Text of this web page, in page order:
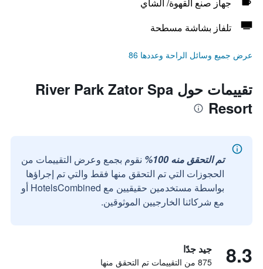
تلفاز بشاشة مسطحة
عرض جميع وسائل الراحة وعددها 86
تقييمات حول River Park Zator Spa
Resort
تم التحقق منه 100%
نقوم بجمع وعرض التقييمات من
الحجوزات التي تم التحقق منها فقط والتي تم إجراؤها
بواسطة مستخدمين حقيقيين مع HotelsCombined أو
مع شركائنا الخارجيين الموثوقين.
8.3 جيد جدًا
875 من التقييمات تم التحقق منها